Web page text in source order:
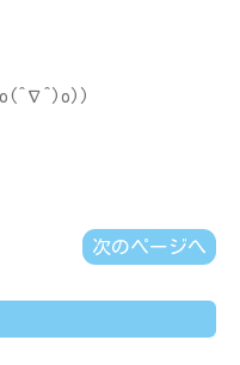
次のページへ